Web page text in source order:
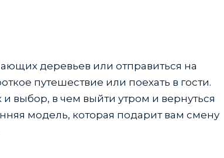
деревьев или отправиться на
путешествие или поехать в гости.
выбор, в чем выйти утром и вернуться
модель, которая подарит вам смену